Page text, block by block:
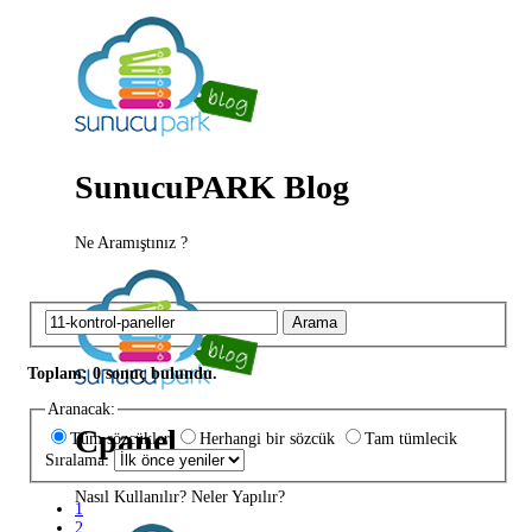
SunucuPARK Blog
Ne Aramıştınız ?
Cpanel
Nasıl Kullanılır? Neler Yapılır?
Arama
Toplam: 0 sonuç bulundu.
Aranacak:
Tüm sözcükler
Herhangi bir sözcük
Tam tümlecik
Sıralama:
1
2